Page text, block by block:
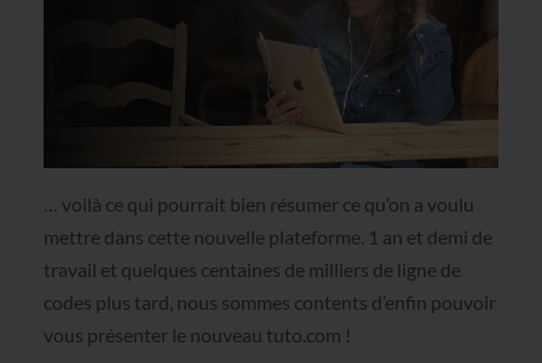
… voilà ce qui pourrait bien résumer ce qu’on a voulu
mettre dans cette nouvelle plateforme. 1 an et demi de
travail et quelques centaines de milliers de ligne de
codes plus tard, nous sommes contents d’enfin pouvoir
vous présenter le nouveau tuto.com !